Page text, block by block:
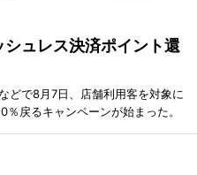
ュレス決済ポイント還
どで8月7日、店舗利用客を対象に
戻るキャンペーンが始まった。